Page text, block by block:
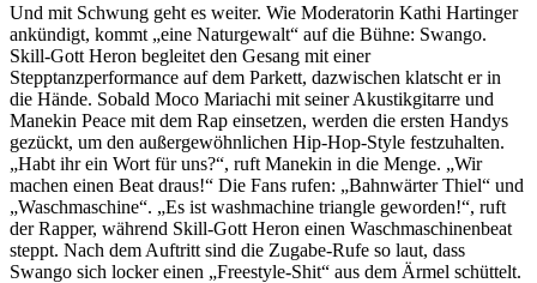
Und mit Schwung geht es weiter. Wie Moderatorin Kathi Hartinger
ankündigt, kommt „eine Naturgewalt“ auf die Bühne: Swango.
Skill-Gott Heron begleitet den Gesang mit einer
Stepptanzperformance auf dem Parkett, dazwischen klatscht er in
die Hände. Sobald Moco Mariachi mit seiner Akustikgitarre und
Manekin Peace mit dem Rap einsetzen, werden die ersten Handys
gezückt, um den außergewöhnlichen Hip-Hop-Style festzuhalten.
„Habt ihr ein Wort für uns?“, ruft Manekin in die Menge. „Wir
machen einen Beat draus!“ Die Fans rufen: „Bahnwärter Thiel“ und
„Waschmaschine“. „Es ist washmachine triangle geworden!“, ruft
der Rapper, während Skill-Gott Heron einen Waschmaschinenbeat
steppt. Nach dem Auftritt sind die Zugabe-Rufe so laut, dass
Swango sich locker einen „Freestyle-Shit“ aus dem Ärmel schüttelt.